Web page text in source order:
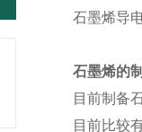
石墨烯导
石墨烯的
目前制备
目前比较